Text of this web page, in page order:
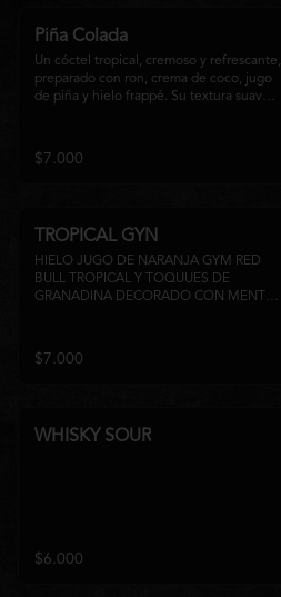
Piña Colada
Un cóctel tropical, cremoso y refrescante,
preparado con ron, crema de coco, jugo
de piña y hielo frappé. Su textura suave y
disfrutar de un momento de relajo o
acompañar la experiencia gastronómica
$7.000
TROPICAL GYN
HIELO JUGO DE NARANJA GYM RED
BULL TROPICAL Y TOQUUES DE
GRANADINA DECORADO CON MENTA
$7.000
WHISKY SOUR
$6.000